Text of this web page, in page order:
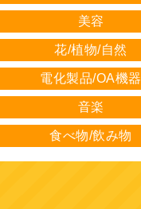
美容
花/植物/自然
電化製品/OA機器
音楽
食べ物/飲み物